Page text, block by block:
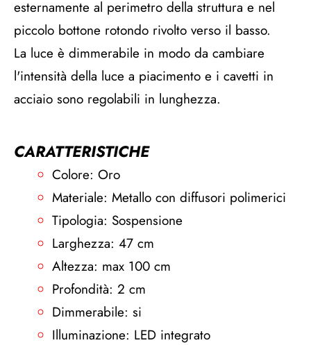
esternamente al perimetro della struttura e nel
piccolo bottone rotondo rivolto verso il basso.
La luce è dimmerabile in modo da cambiare
l'intensità della luce a piacimento e i cavetti in
acciaio sono regolabili in lunghezza.
CARATTERISTICHE
Colore: Oro
Materiale: Metallo con diffusori polimerici
Tipologia: Sospensione
Larghezza: 47 cm
Altezza: max 100 cm
Profondità: 2 cm
Dimmerabile: si
Illuminazione: LED integrato